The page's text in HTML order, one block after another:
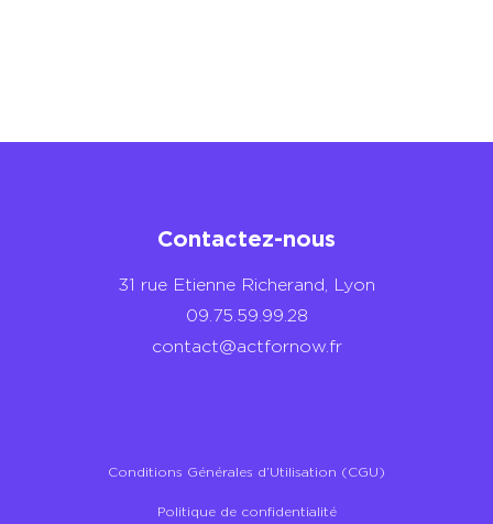
Contactez-nous
31 rue Etienne Richerand, Lyon
09.75.59.99.28
contact@actfornow.fr
Conditions Générales d’Utilisation (CGU)
Politique de confidentialité